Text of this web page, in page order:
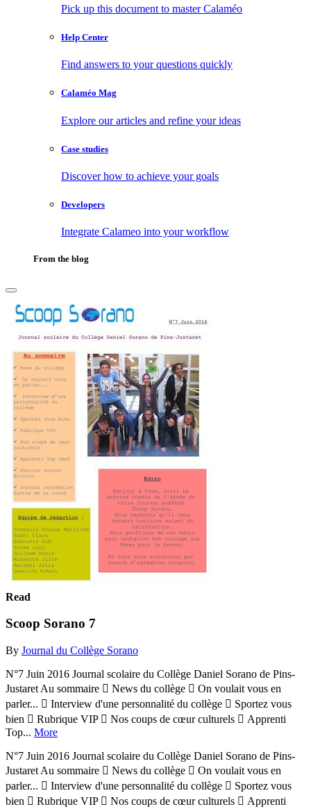
Pick up this document to master Calaméo
Help Center
Find answers to your questions quickly
Calaméo Mag
Explore our articles and refine your ideas
Case studies
Discover how to achieve your goals
Developers
Integrate Calameo into your workflow
From the blog
Read
Scoop Sorano 7
By Journal du Collège Sorano
N°7 Juin 2016 Journal scolaire du Collège Daniel Sorano de Pins-
Justaret Au sommaire  News du collège  On voulait vous en
parler...  Interview d'une personnalité du collège  Sportez vous
bien  Rubrique VIP  Nos coups de cœur culturels  Apprenti
Top... More
N°7 Juin 2016 Journal scolaire du Collège Daniel Sorano de Pins-
Justaret Au sommaire  News du collège  On voulait vous en
parler...  Interview d'une personnalité du collège  Sportez vous
bien  Rubrique VIP  Nos coups de cœur culturels  Apprenti